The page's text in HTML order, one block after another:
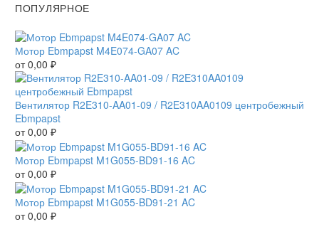
ПОПУЛЯРНОЕ
Мотор Ebmpapst M4E074-GA07 AC
от0,00 ₽
Вентилятор R2E310-AA01-09 / R2E310AA0109 центробежный
Ebmpapst
от0,00 ₽
Мотор Ebmpapst M1G055-BD91-16 AC
от0,00 ₽
Мотор Ebmpapst M1G055-BD91-21 AC
от0,00 ₽